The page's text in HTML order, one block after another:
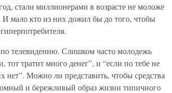
стали миллионерами в возрасте не моложе
И мало кто из них дожил бы до того, чтобы
телевидению. Слишком часто молодежь
тот тратит много денег”, и “если по тебе не
нет”. Можно ли представить, чтобы средства
и бережливый образ жизни типичного